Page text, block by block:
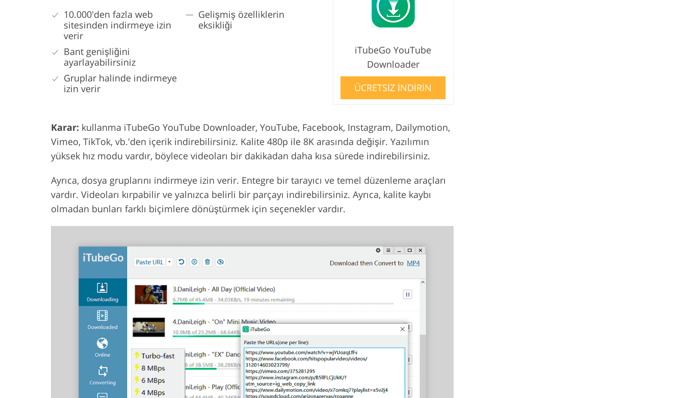
10.000'den fazla web
sitesinden indirmeye izin
verir
Bant genişliğini
ayarlayabilirsiniz
Gruplar halinde indirmeye
izin verir
Gelişmiş özelliklerin
eksikliği
iTubeGo YouTube
Downloader
ÜCRETSİZ İNDİRİN
Karar: kullanma iTubeGo YouTube Downloader, YouTube, Facebook, Instagram, Dailymotion,
Vimeo, TikTok, vb.'den içerik indirebilirsiniz. Kalite 480p ile 8K arasında değişir. Yazılımın
yüksek hız modu vardır, böylece videoları bir dakikadan daha kısa sürede indirebilirsiniz.
Ayrıca, dosya gruplarını indirmeye izin verir. Entegre bir tarayıcı ve temel düzenleme araçları
vardır. Videoları kırpabilir ve yalnızca belirli bir parçayı indirebilirsiniz. Ayrıca, kalite kaybı
olmadan bunları farklı biçimlere dönüştürmek için seçenekler vardır.